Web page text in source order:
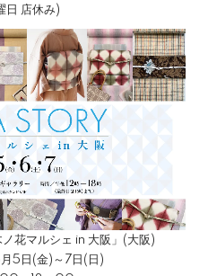
日 店休み)
花マルシェ in 大阪」(大阪)
5日(金)～7日(日)